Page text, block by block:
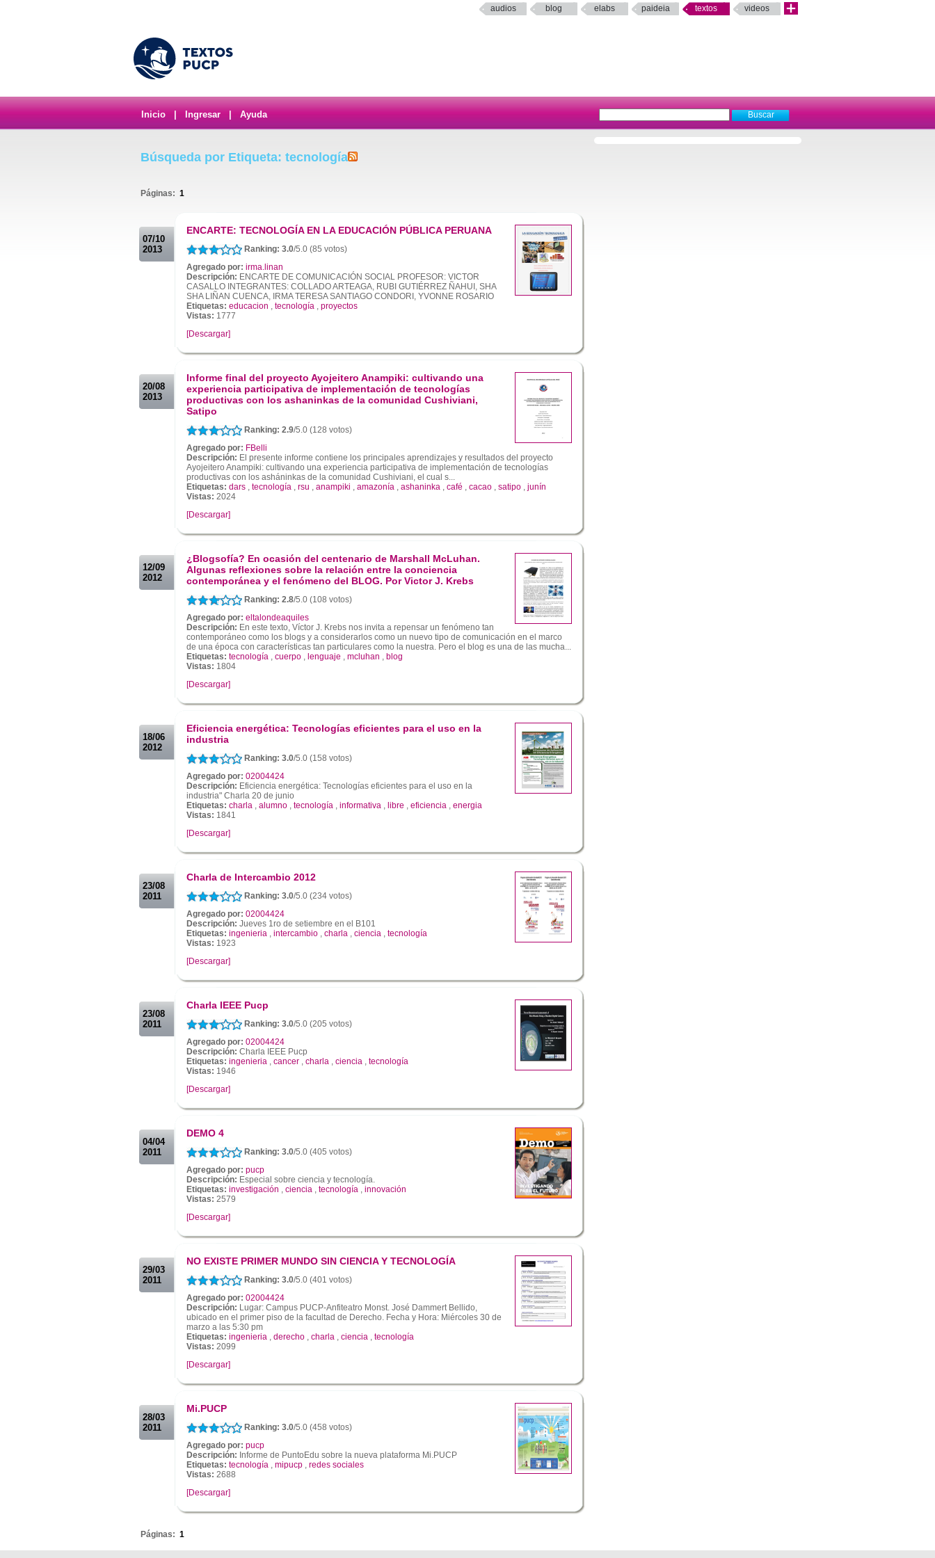
audios blog elabs paideia textos videos
Inicio Ingresar Ayuda
Búsqueda por Etiqueta: tecnología
Páginas: 1
07/10
2013
ENCARTE: TECNOLOGÍA EN LA EDUCACIÓN PÚBLICA PERUANA
Ranking: 3.0/5.0 (85 votos)
Agregado por: irma.linan
Descripción: ENCARTE DE COMUNICACIÓN SOCIAL PROFESOR: VICTOR
CASALLO INTEGRANTES: COLLADO ARTEAGA, RUBI GUTIÉRREZ ÑAHUI, SHA
SHA LIÑAN CUENCA, IRMA TERESA SANTIAGO CONDORI, YVONNE ROSARIO
Etiquetas: educacion , tecnología , proyectos
Vistas: 1777
[Descargar]
20/08
2013
Informe final del proyecto Ayojeitero Anampiki: cultivando una
experiencia participativa de implementación de tecnologías
productivas con los ashaninkas de la comunidad Cushiviani,
Satipo
Ranking: 2.9/5.0 (128 votos)
Agregado por: FBelli
Descripción: El presente informe contiene los principales aprendizajes y resultados del proyecto
Ayojeitero Anampiki: cultivando una experiencia participativa de implementación de tecnologías
productivas con los asháninkas de la comunidad Cushiviani, el cual s...
Etiquetas: dars , tecnología , rsu , anampiki , amazonía , ashaninka , café , cacao , satipo , junín
Vistas: 2024
[Descargar]
12/09
2012
¿Blogsofía? En ocasión del centenario de Marshall McLuhan.
Algunas reflexiones sobre la relación entre la conciencia
contemporánea y el fenómeno del BLOG. Por Victor J. Krebs
Ranking: 2.8/5.0 (108 votos)
Agregado por: eltalondeaquiles
Descripción: En este texto, Víctor J. Krebs nos invita a repensar un fenómeno tan
contemporáneo como los blogs y a considerarlos como un nuevo tipo de comunicación en el marco
de una época con características tan particulares como la nuestra. Pero el blog es una de las mucha...
Etiquetas: tecnología , cuerpo , lenguaje , mcluhan , blog
Vistas: 1804
[Descargar]
18/06
2012
Eficiencia energética: Tecnologías eficientes para el uso en la
industria
Ranking: 3.0/5.0 (158 votos)
Agregado por: 02004424
Descripción: Eficiencia energética: Tecnologías eficientes para el uso en la
industria" Charla 20 de junio
Etiquetas: charla , alumno , tecnología , informativa , libre , eficiencia , energia
Vistas: 1841
[Descargar]
23/08
2011
Charla de Intercambio 2012
Ranking: 3.0/5.0 (234 votos)
Agregado por: 02004424
Descripción: Jueves 1ro de setiembre en el B101
Etiquetas: ingenieria , intercambio , charla , ciencia , tecnología
Vistas: 1923
[Descargar]
23/08
2011
Charla IEEE Pucp
Ranking: 3.0/5.0 (205 votos)
Agregado por: 02004424
Descripción: Charla IEEE Pucp
Etiquetas: ingenieria , cancer , charla , ciencia , tecnología
Vistas: 1946
[Descargar]
04/04
2011
DEMO 4
Ranking: 3.0/5.0 (405 votos)
Agregado por: pucp
Descripción: Especial sobre ciencia y tecnología.
Etiquetas: investigación , ciencia , tecnología , innovación
Vistas: 2579
[Descargar]
29/03
2011
NO EXISTE PRIMER MUNDO SIN CIENCIA Y TECNOLOGÍA
Ranking: 3.0/5.0 (401 votos)
Agregado por: 02004424
Descripción: Lugar: Campus PUCP-Anfiteatro Monst. José Dammert Bellido,
ubicado en el primer piso de la facultad de Derecho. Fecha y Hora: Miércoles 30 de
marzo a las 5:30 pm
Etiquetas: ingenieria , derecho , charla , ciencia , tecnología
Vistas: 2099
[Descargar]
28/03
2011
Mi.PUCP
Ranking: 3.0/5.0 (458 votos)
Agregado por: pucp
Descripción: Informe de PuntoEdu sobre la nueva plataforma Mi.PUCP
Etiquetas: tecnología , mipucp , redes sociales
Vistas: 2688
[Descargar]
Páginas: 1